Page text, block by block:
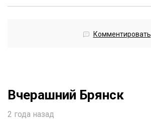
Комментировать
Вчерашний Брянск
2 года назад